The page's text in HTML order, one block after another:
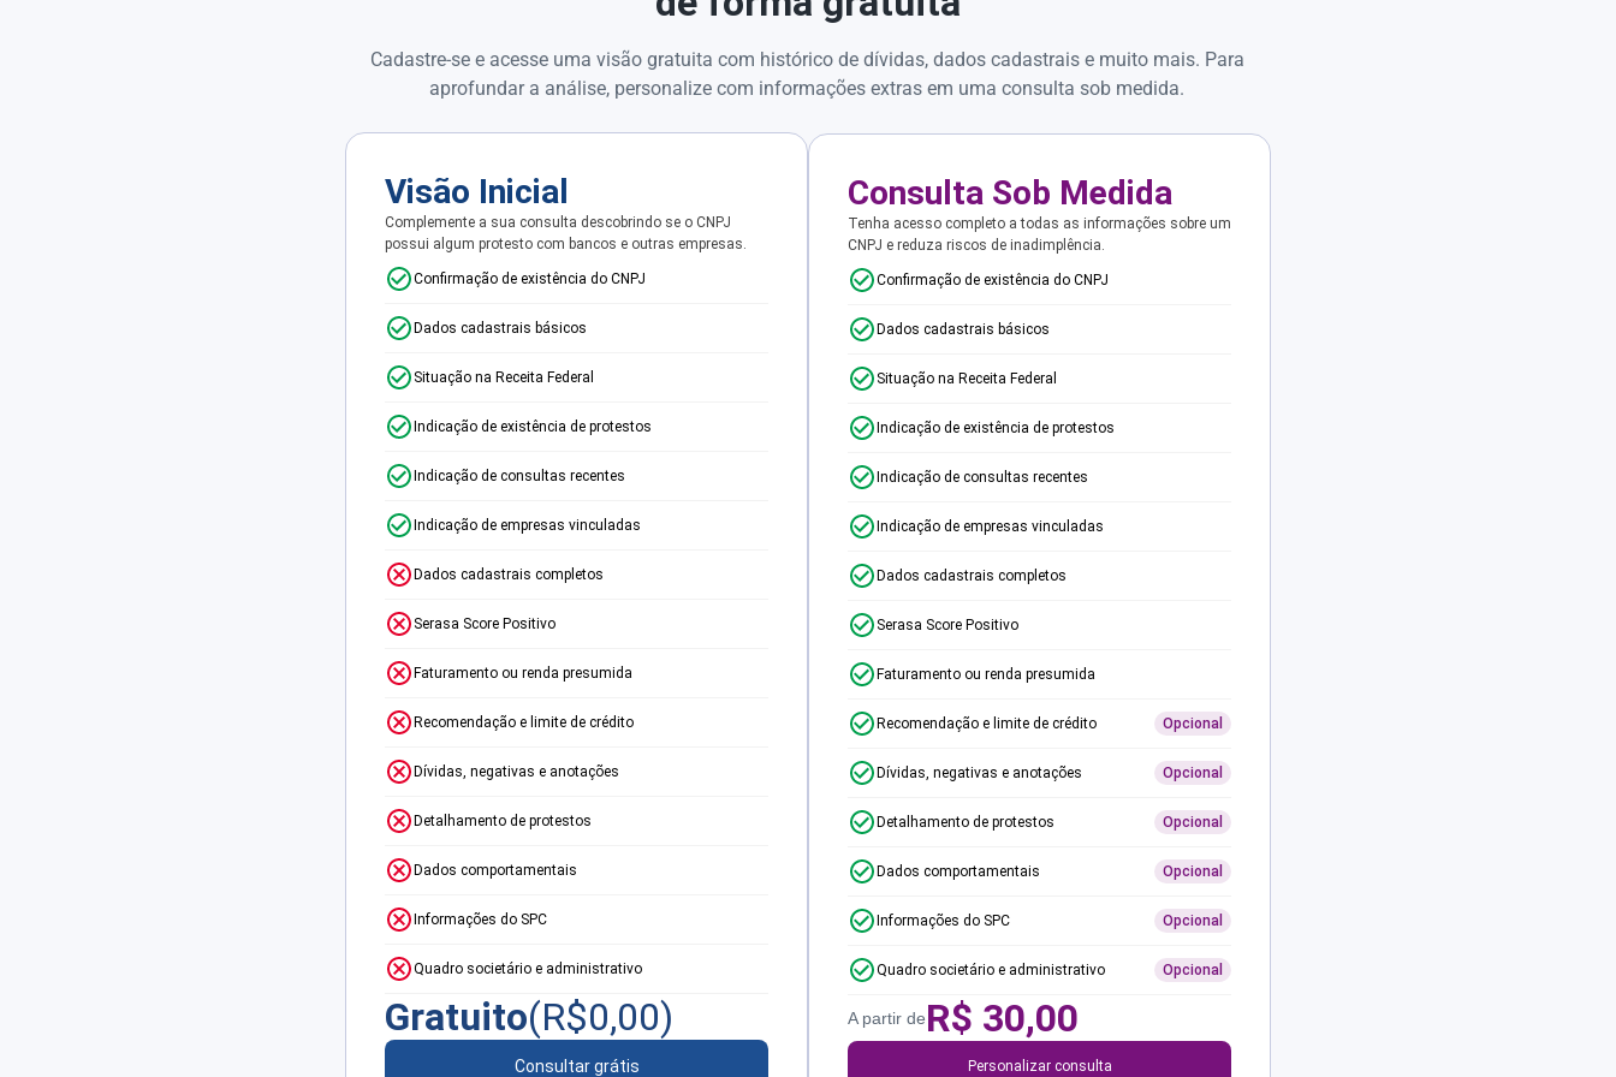
Cadastre-se e acesse uma visão gratuita com histórico de dívidas, dados cadastrais e muito mais. Para
aprofundar a análise, personalize com informações extras em uma consulta sob medida.
Visão Inicial
Complemente a sua consulta descobrindo se o CNPJ
possui algum protesto com bancos e outras empresas.
Confirmação de existência do CNPJ
Dados cadastrais básicos
Situação na Receita Federal
Indicação de existência de protestos
Indicação de consultas recentes
Indicação de empresas vinculadas
Dados cadastrais completos
Serasa Score Positivo
Faturamento ou renda presumida
Recomendação e limite de crédito
Dívidas, negativas e anotações
Detalhamento de protestos
Dados comportamentais
Informações do SPC
Quadro societário e administrativo
Gratuito(R$0,00)
Consultar grátis
Consulta Sob Medida
Tenha acesso completo a todas as informações sobre um
CNPJ e reduza riscos de inadimplência.
Confirmação de existência do CNPJ
Dados cadastrais básicos
Situação na Receita Federal
Indicação de existência de protestos
Indicação de consultas recentes
Indicação de empresas vinculadas
Dados cadastrais completos
Serasa Score Positivo
Faturamento ou renda presumida
Recomendação e limite de crédito Opcional
Dívidas, negativas e anotações Opcional
Detalhamento de protestos Opcional
Dados comportamentais Opcional
Informações do SPC Opcional
Quadro societário e administrativo Opcional
A partir deR$ 30,00
Personalizar consulta